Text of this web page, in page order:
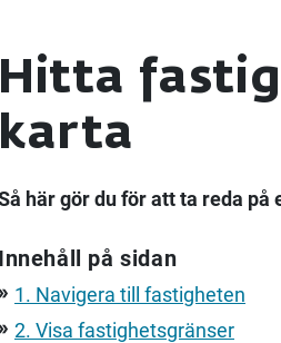
Hitta
karta
här gör du för att ta reda
Innehåll på sidan
1. Navigera till fastigheten
2. Visa fastighetsgränser